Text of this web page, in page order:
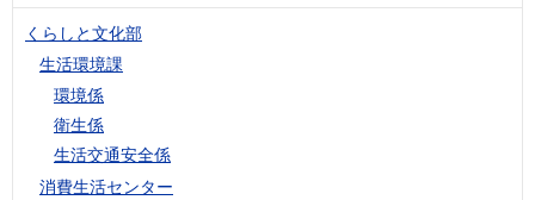
くらしと文化部
生活環境課
環境係
衛生係
生活交通安全係
消費生活センター